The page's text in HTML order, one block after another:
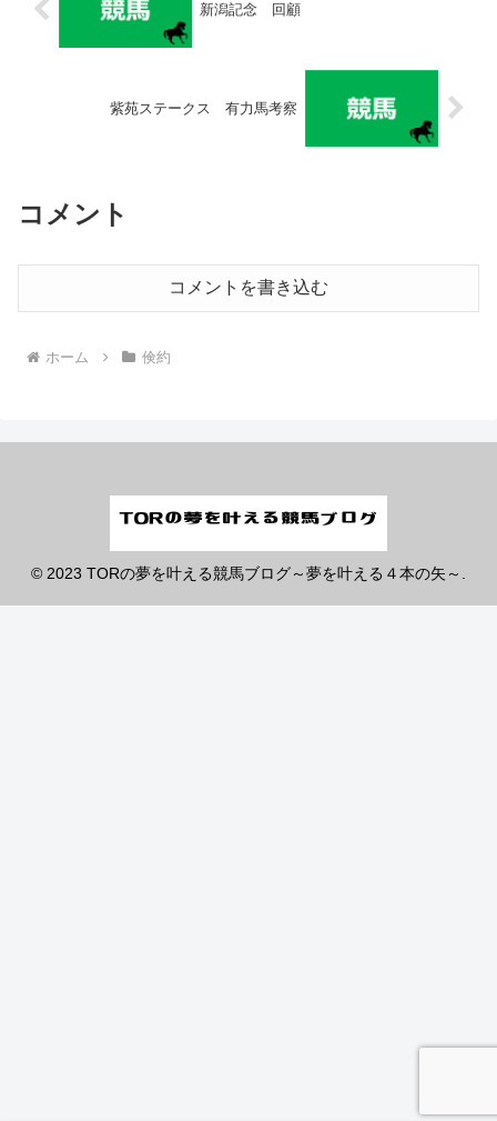
新潟記念 回顧
紫苑ステークス 有力馬考察
コメント
コメントを書き込む
ホーム 倹約
© 2023 TORの夢を叶える競馬ブログ～夢を叶える４本の矢～.